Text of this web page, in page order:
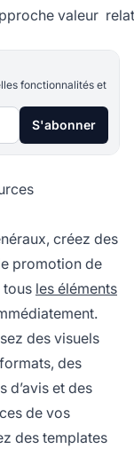
valeur
fonctionnalités et
S'abonner
créez des
promotion de
tous les éléments
des visuels
des
d’avis et des
de vos
des templates